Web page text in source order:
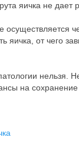
яичка не дает
осуществляется
яичка, от чего
нельзя.
на